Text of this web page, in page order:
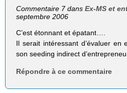
Commentaire 7 dansEx-MS et
septembre 2006
C’est étonnant et épatant….
Il serait intéressant d’évaluer en
son seeding indirect
Répondre à ce commentaire